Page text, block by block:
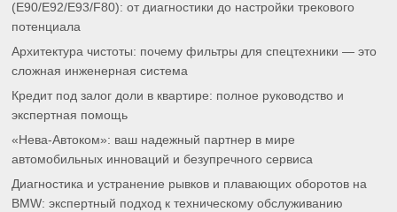
(E90/E92/E93/F80): от диагностики до настройки трекового
потенциала
Архитектура чистоты: почему фильтры для спецтехники — это
сложная инженерная система
Кредит под залог доли в квартире: полное руководство и
экспертная помощь
«Нева-Автоком»: ваш надежный партнер в мире
автомобильных инноваций и безупречного сервиса
Диагностика и устранение рывков и плавающих оборотов на
BMW: экспертный подход к техническому обслуживанию